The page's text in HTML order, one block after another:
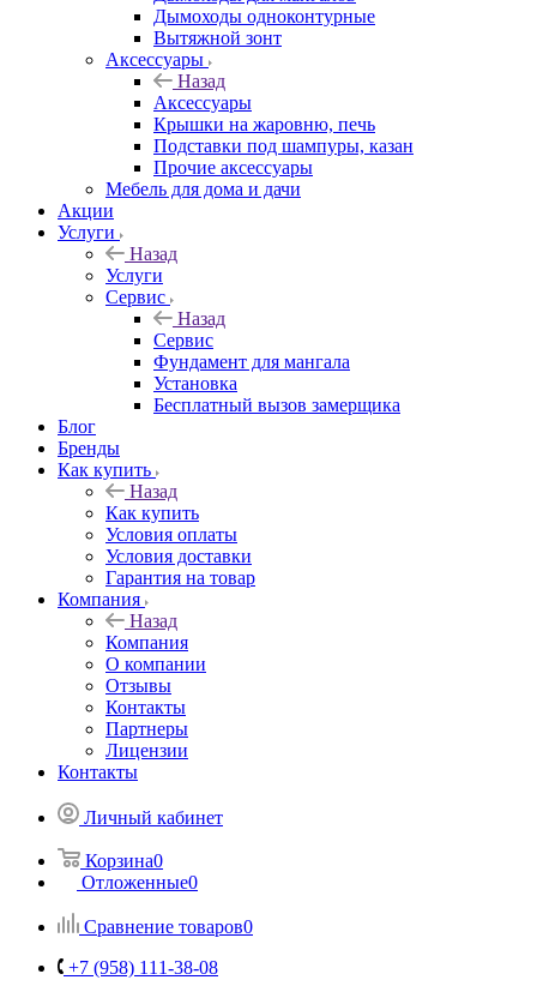
Дымоходы одноконтурные
Вытяжной зонт
Аксессуары
Назад
Аксессуары
Крышки на жаровню, печь
Подставки под шампуры, казан
Прочие аксессуары
Мебель для дома и дачи
Акции
Услуги
Назад
Услуги
Сервис
Назад
Сервис
Фундамент для мангала
Установка
Бесплатный вызов замерщика
Блог
Бренды
Как купить
Назад
Как купить
Условия оплаты
Условия доставки
Гарантия на товар
Компания
Назад
Компания
О компании
Отзывы
Контакты
Партнеры
Лицензии
Контакты
Личный кабинет
Корзина0
Отложенные0
Сравнение товаров0
+7 (958) 111-38-08